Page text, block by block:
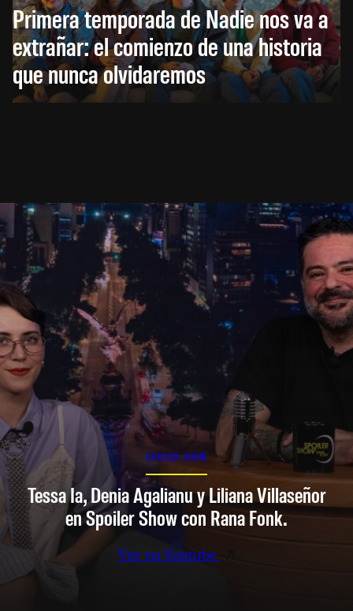
Primera temporada de Nadie nos va a
extrañar: el comienzo de una historia
que nunca olvidaremos
SPOILER SHOW
Tessa Ia, Denia Agalianu y Liliana Villaseñor
en Spoiler Show con Rana Fonk.
Ver en Youtube